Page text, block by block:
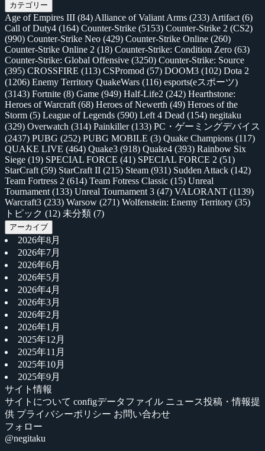
カテゴリー
Age of Empires III (84) Alliance of Valiant Arms (233) Artifact (6)
Call of Duty4 (164) Counter-Strike (5153) Counter-Strike 2 (CS2)
(990) Counter-Strike Neo (429) Counter-Strike Online (260)
Counter-Strike Online 2 (18) Counter-Strike: Condition Zero (63)
Counter-Strike: Global Offensive (3250) Counter-Strike: Source
(395) CROSSFIRE (113) CSPromod (57) DOOM3 (102) Dota 2
(1206) Enemy Territory QuakeWars (116) esports(eスポーツ)
(3143) Fortnite (8) Game (949) Half-Life2 (242) Hearthstone:
Heroes of Warcraft (68) Heroes of Newerth (49) Heroes of the
Storm (5) League of Legends (590) Left 4 Dead (154) negitaku
(329) Overwatch (314) Painkiller(133) PC・ゲーミングデバイス
(2437) PUBG (252) PUBG MOBILE (3) Quake Champions (117)
QUAKE LIVE (464) Quake3 (918) Quake4 (393) Rainbow Six
Siege (19) SPECIAL FORCE (41) SPECIAL FORCE 2 (51)
StarCraft (59) StarCraft II (215) Steam (931) Sudden Attack (142)
Team Fortress 2 (614) Team Fotress Classic (15) Unreal
Tournament (133) Unreal Tournament 3 (47) VALORANT (1139)
Warcraft3 (233) Warsow (271) Wolfenstein: Enemy Territory (35)
トピック (12) 未分類 (7)
アーカイブ
2026年8月
2026年7月
2026年6月
2026年5月
2026年4月
2026年3月
2026年2月
2026年1月
2025年12月
2025年11月
2025年10月
2025年9月
サイト情報
サイトについて configデータファイル ニュース投稿・情報提
供 プライバシーポリシー お問い合わせ
フォロー
@negitaku